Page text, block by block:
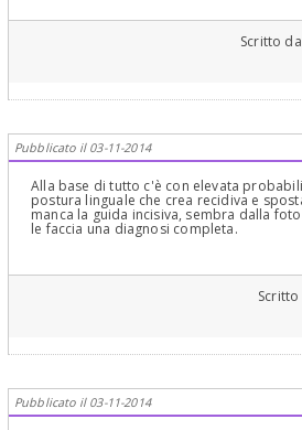
Scritto
Pubblicato il 03-11-2014
Alla base di tutto c'è con elevata
postura linguale che crea recidiva e
manca la guida incisiva, sembra dalla
le faccia una diagnosi completa.
Pubblicato il 03-11-2014